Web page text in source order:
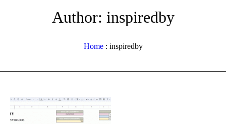
Author: inspiredby
Home : inspiredby